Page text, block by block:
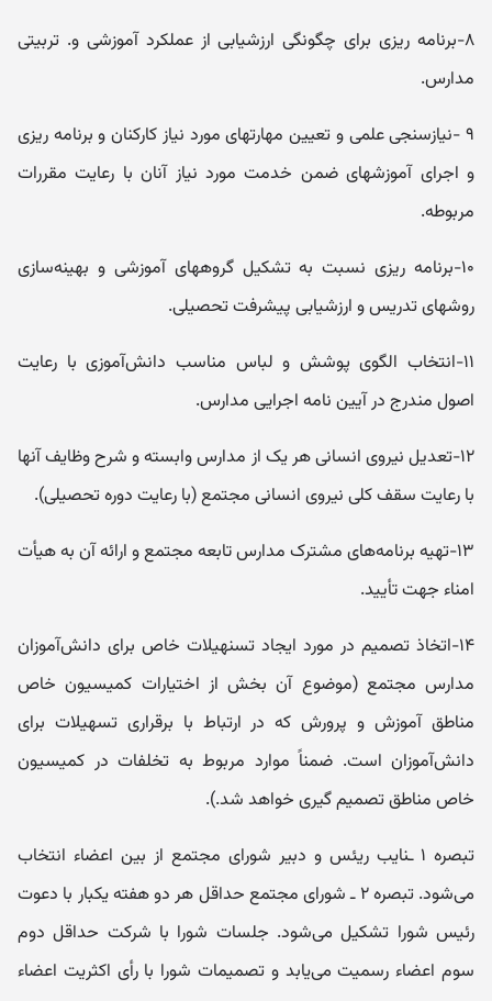
۸-برنامه ریزی برای چگونگی ارزشیابی از عملکرد آموزشی و. تربیتی
مدارس.
۹ -نیازسنجی علمی و تعیین مهارتهای مورد نیاز کارکنان و برنامه ریزی
و اجرای آموزشهای ضمن خدمت مورد نیاز آنان با رعایت مقررات
مربوطه.
۱۰-برنامه ریزی نسبت به تشکیل گروههای آموزشی و بهینه‌سازی
روشهای تدریس و ارزشیابی پیشرفت تحصیلی.
۱۱-انتخاب الگوی پوشش و لباس مناسب دانش‌آموزی با رعایت
اصول مندرج در آیین نامه اجرایی مدارس.
۱۲-تعدیل نیروی انسانی هر یک از مدارس وابسته و شرح وظایف آنها
با رعایت سقف کلی نیروی انسانی مجتمع (با رعایت دوره تحصیلی).
۱۳-تهیه برنامه‌های مشترک مدارس تابعه مجتمع و ارائه آن به هیأت
امناء جهت تأیید.
۱۴-اتخاذ تصمیم در مورد ایجاد تسنهیلات خاص برای دانش‌آموزان
مدارس مجتمع (موضوع آن بخش از اختیارات کمیسیون خاص
مناطق آموزش و پرورش که در ارتباط با برقراری تسهیلات برای
دانش‌آموزان است. ضمناً موارد مربوط به تخلفات در کمیسیون
خاص مناطق تصمیم گیری خواهد شد.).
تبصره ۱ ـنایب ریئس و دبیر شورای مجتمع از بین اعضاء انتخاب
می‌شود. تبصره ۲ ـ شورای مجتمع حداقل هر دو هفته یکبار با دعوت
رئیس شورا تشکیل می‌شود. جلسات شورا با شرکت حداقل دوم
سوم اعضاء رسمیت می‌یابد و تصمیمات شورا با رأی اکثریت اعضاء